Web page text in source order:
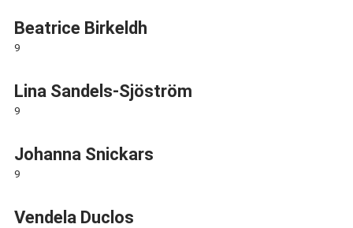
Beatrice Birkeldh
9
Lina Sandels-Sjöström
9
Johanna Snickars
9
Vendela Duclos